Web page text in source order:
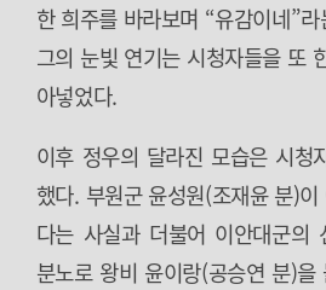
한 희주를 바라보며 “유감이네”
그의 눈빛 연기는 시청자들을 또
아넣었다.
이후 정우의 달라진 모습은 시청
했다. 부원군 윤성원(조재윤 분)
다는 사실과 더불어 이안대군의
분노로 왕비 윤이랑(공승연 분)